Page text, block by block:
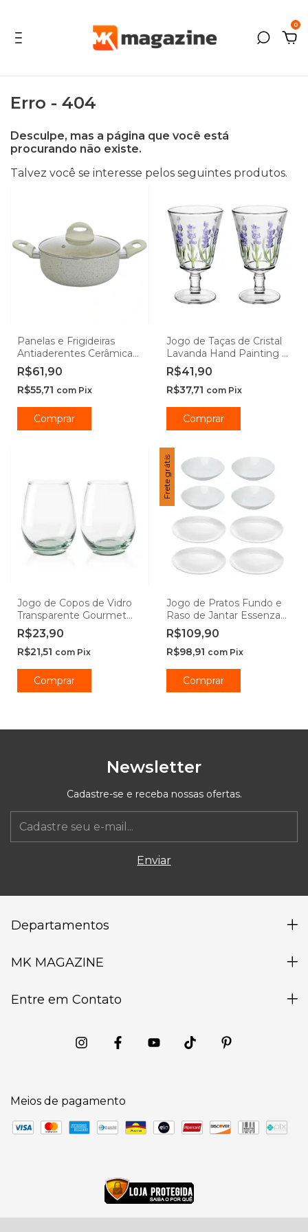
0
Erro - 404
Desculpe, mas a página que você está
procurando não existe.
Talvez você se interesse pelos seguintes produtos.
Panelas e Frigideiras
Antiaderentes Cerâmica
Ibiza Vanilla -
Casambiente
R$61,90
R$55,71 com Pix
Comprar
Jogo de Taças de Cristal
Lavanda Hand Painting -
Lyor
R$41,90
R$37,71 com Pix
Comprar
Jogo de Copos de Vidro
Transparente Gourmet
450ml - Class Home
R$23,90
R$21,51 com Pix
Comprar
Frete grátis
Jogo de Pratos Fundo e
Raso de Jantar Essenza
Opaline 20cm e 25cm -
Rojemac Profissional
R$109,90
R$98,91 com Pix
Comprar
Newsletter
Cadastre-se e receba nossas ofertas.
Departamentos
MK MAGAZINE
Entre em Contato
Meios de pagamento